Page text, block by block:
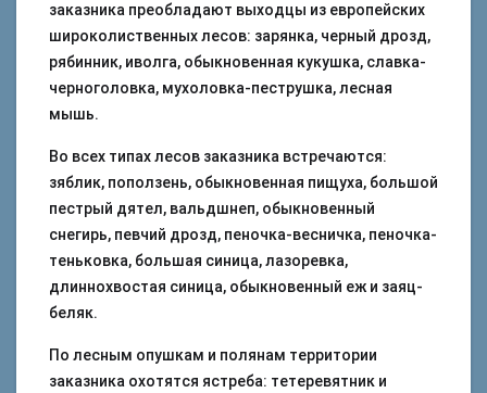
заказника преобладают выходцы из европейских
широколиственных лесов: зарянка, черный дрозд,
рябинник, иволга, обыкновенная кукушка, славка-
черноголовка, мухоловка-пеструшка, лесная
мышь.
Во всех типах лесов заказника встречаются:
зяблик, поползень, обыкновенная пищуха, большой
пестрый дятел, вальдшнеп, обыкновенный
снегирь, певчий дрозд, пеночка-весничка, пеночка-
теньковка, большая синица, лазоревка,
длиннохвостая синица, обыкновенный еж и заяц-
беляк.
По лесным опушкам и полянам территории
заказника охотятся ястреба: тетеревятник и